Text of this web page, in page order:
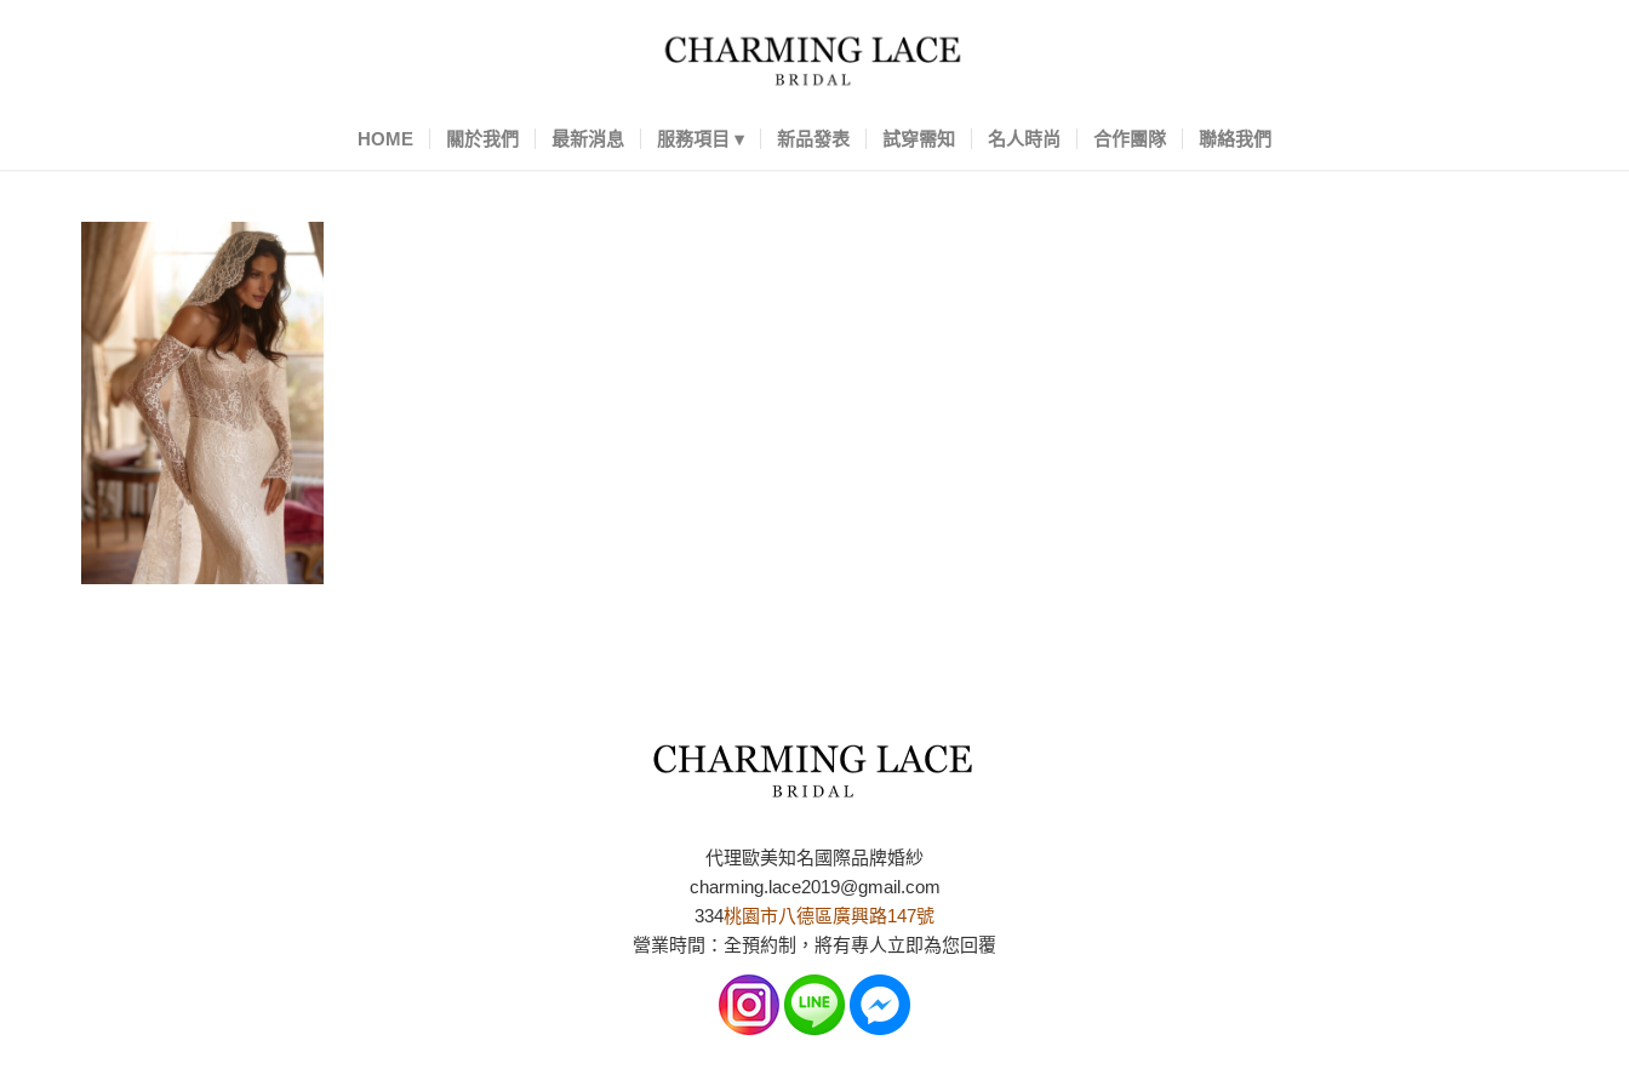
HOME 關於我們 最新消息 服務項目 新品發表 試穿需知 名人時尚 合作團隊 聯絡我們
代理歐美知名國際品牌婚紗
charming.lace2019@gmail.com
334桃園市八德區廣興路147號
營業時間：全預約制，將有專人立即為您回覆